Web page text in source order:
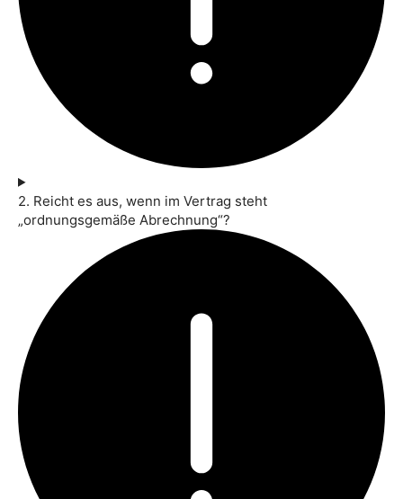
2. Reicht es aus, wenn im Vertrag steht
„ordnungsgemäße Abrechnung“?